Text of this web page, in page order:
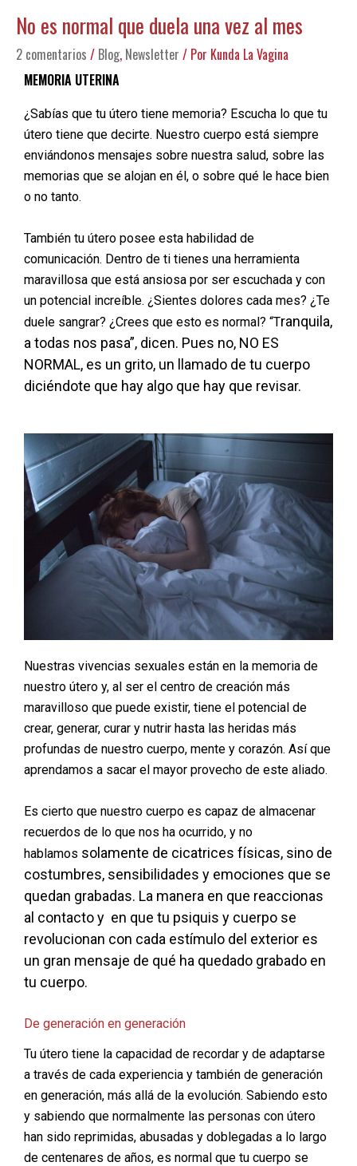
No es normal que duela una vez al mes
2 comentarios / Blog, Newsletter / Por Kunda La Vagina
MEMORIA UTERINA
¿Sabías que tu útero tiene memoria? Escucha lo que tu
útero tiene que decirte. Nuestro cuerpo está siempre
enviándonos mensajes sobre nuestra salud, sobre las
memorias que se alojan en él, o sobre qué le hace bien
o no tanto.
También tu útero posee esta habilidad de
comunicación. Dentro de ti tienes una herramienta
maravillosa que está ansiosa por ser escuchada y con
un potencial increíble. ¿Sientes dolores cada mes? ¿Te
duele sangrar? ¿Crees que esto es normal? “Tranquila,
a todas nos pasa”, dicen. Pues no, NO ES
NORMAL, es un grito, un ll amado de tu cuerpo
diciéndote que hay algo que hay que revisar.
Nuestras vivencias sexuales están en la memoria de
nuestro útero y, al ser el centro de creación más
maravilloso que puede existir, tiene el potencial de
crear, generar, curar y nutrir hasta las heridas más
profundas de nuestro cuerpo, mente y corazón. Así que
aprendamos a sacar el mayor provecho de este aliado.
Es cierto que nuestro cuerpo es capaz de almacenar
recuerdos de lo que nos ha ocurrido, y no
hablamos solamente de cicatrices físicas, sino de
costumbres, sensibilidades y emociones que se
quedan grabadas. La manera en que reaccionas
al contacto y en que tu psiquis y cuerpo se
revolucionan con cada estímulo del exterior es
un gran mensaje de qué ha quedado grabado en
tu cuerpo.
De generación en generación
Tu útero tiene la capacidad de recordar y de adaptarse
a través de cada experiencia y también de generación
en generación, más allá de la evolución. Sabiendo esto
y sabiendo que normalmente las personas con útero
han sido reprimidas, abusadas y doblegadas a lo largo
de centenares de años, es normal que tu cuerpo se